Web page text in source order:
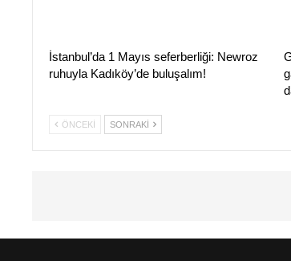
İstanbul’da 1 Mayıs seferberliği: Newroz
ruhuyla Kadıköy’de buluşalım!
ÖNCEKI SONRAKI